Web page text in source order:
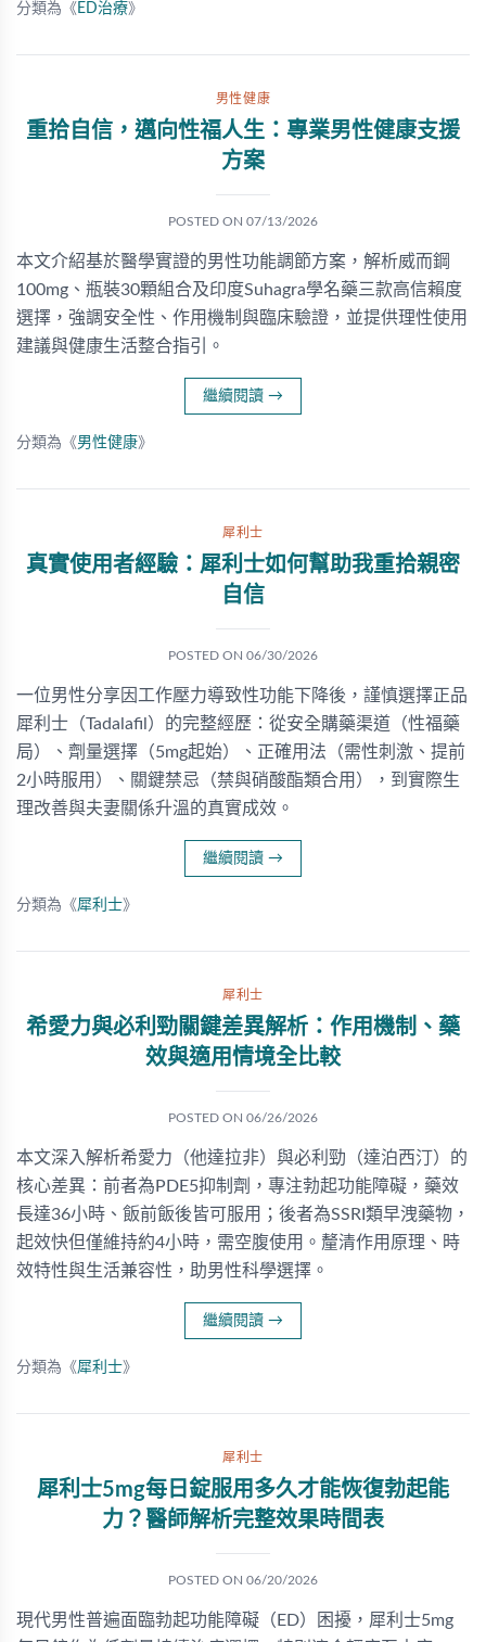
分類為《 ED治療》
男性健康
重拾自信，邁向性福人生：專業男性健康支援
方案
POSTED ON 07/13/2026
本文介紹基於醫學實證的男性功能調節方案，解析威而鋼
100mg、瓶裝30顆組合及印度Suhagra學名藥三款高信賴度
選擇，強調安全性、作用機制與臨床驗證，並提供理性使用
建議與健康生活整合指引。
繼續閱讀 →
分類為《男性健康》
犀利士
真實使用者經驗：犀利士如何幫助我重拾親密
自信
POSTED ON 06/30/2026
一位男性分享因工作壓力導致性功能下降後，謹慎選擇正品
犀利士（Tadalafil）的完整經歷：從安全購藥渠道（性福藥
局）、劑量選擇（5mg起始）、正確用法（需性刺激、提前
2小時服用）、關鍵禁忌（禁與硝酸酯類合用），到實際生
理改善與夫妻關係升溫的真實成效。
繼續閱讀 →
分類為《犀利士》
犀利士
希愛力與必利勁關鍵差異解析：作用機制、藥
效與適用情境全比較
POSTED ON 06/26/2026
本文深入解析希愛力（他達拉非）與必利勁（達泊西汀）的
核心差異：前者為PDE5抑制劑，專注勃起功能障礙，藥效
長達36小時、飯前飯後皆可服用；後者為SSRI類早洩藥物，
起效快但僅維持約4小時，需空腹使用。釐清作用原理、時
效特性與生活兼容性，助男性科學選擇。
繼續閱讀 →
分類為《犀利士》
犀利士
犀利士5mg每日錠服用多久才能恢復勃起能
力？醫師解析完整效果時間表
POSTED ON 06/20/2026
現代男性普遍面臨勃起功能障礙（ED）困擾，犀利士5mg